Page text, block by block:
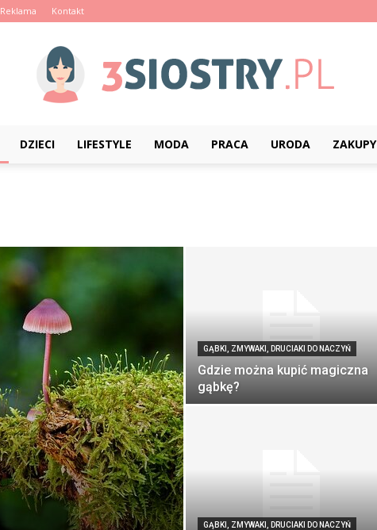
Reklama Kontakt
DZIECI LIFESTYLE MODA PRACA URODA ZAKUPY
GĄBKI, ZMYWAKI, DRUCIAKI DO NACZYŃ
Gdzie można kupić magiczna
gąbkę?
GĄBKI, ZMYWAKI, DRUCIAKI DO NACZYŃ